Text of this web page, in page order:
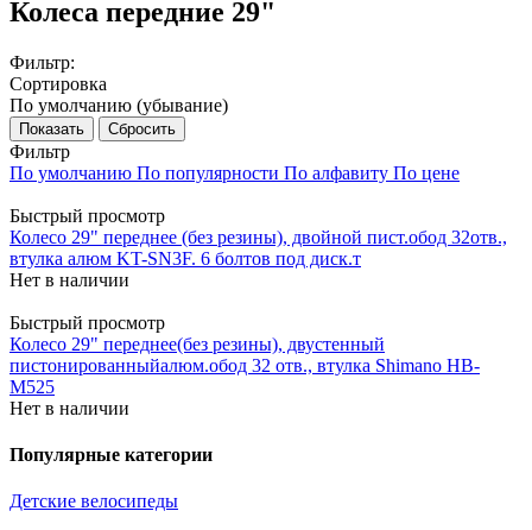
Колеса передние 29"
Фильтр:
Сортировка
По умолчанию (убывание)
Сбросить
Фильтр
По умолчанию По популярности По алфавиту По цене
Быстрый просмотр
Колесо 29" переднее (без резины), двойной пист.обод 32отв.,
втулка алюм KT-SN3F. 6 болтов под диск.т
Нет в наличии
Быстрый просмотр
Колесо 29" переднее(без резины), двустенный
пистонированныйалюм.обод 32 отв., втулка Shimano HB-
M525
Нет в наличии
Популярные категории
Детские велосипеды